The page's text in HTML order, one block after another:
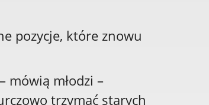
pozycje, które znowu
mówią młodzi –
trzymać starych